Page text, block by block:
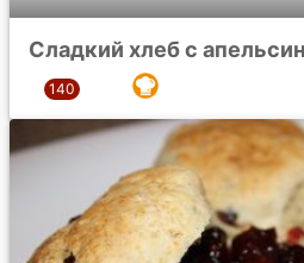
Сладкий хлеб с